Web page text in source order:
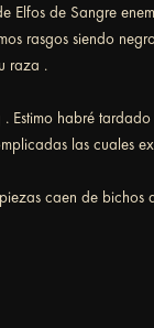
Elfos de Sangre
rasgos siendo
raza .
Estimo habré
las cuales
caen de